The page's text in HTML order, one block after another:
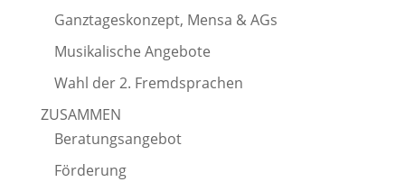
Ganztageskonzept, Mensa & AGs
Musikalische Angebote
Wahl der 2. Fremdsprachen
ZUSAMMEN
Beratungsangebot
Förderung